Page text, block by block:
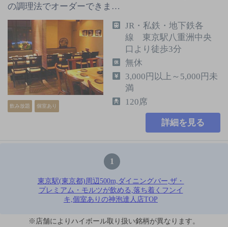
の調理法でオーダーできま…
飲み放題 個室あり
JR・私鉄・地下鉄各
線 東京駅八重洲中央
口より徒歩3分
無休
3,000円以上～5,000円未
満
120席
詳細を見る
1
東京駅(東京都)周辺500m,ダイニングバー,ザ・
プレミアム・モルツが飲める,落ち着くフンイ
キ,個室ありの神泡達人店TOP
※店舗によりハイボール取り扱い銘柄が異なります。